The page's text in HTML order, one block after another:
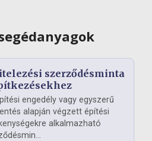
szerződésminta
engedély vagy egyszerű
alapján végzett építési
alkalmazható